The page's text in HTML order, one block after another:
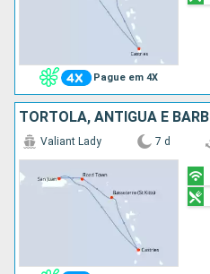
Pague em 4X
Valiant Lady 7 d